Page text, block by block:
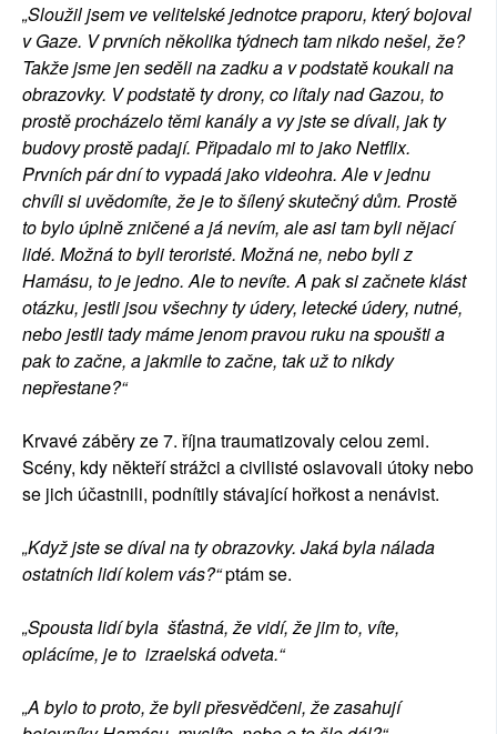
„Sloužil jsem ve velitelské jednotce praporu, který bojoval
v Gaze. V prvních několika týdnech tam nikdo nešel, že?
Takže jsme jen seděli na zadku a v podstatě koukali na
obrazovky. V podstatě ty drony, co lítaly nad Gazou, to
prostě procházelo těmi kanály a vy jste se dívali, jak ty
budovy prostě padají. Připadalo mi to jako Netflix.
Prvních pár dní to vypadá jako videohra. Ale v jednu
chvíli si uvědomíte, že je to šílený skutečný dům. Prostě
to bylo úplně zničené a já nevím, ale asi tam byli nějací
lidé. Možná to byli teroristé. Možná ne, nebo byli z
Hamásu, to je jedno. Ale to nevíte. A pak si začnete klást
otázku, jestli jsou všechny ty údery, letecké údery, nutné,
nebo jestli tady máme jenom pravou ruku na spoušti a
pak to začne, a jakmile to začne, tak už to nikdy
nepřestane?“
Krvavé záběry ze 7. října traumatizovaly celou zemi.
Scény, kdy někteří strážci a civilisté oslavovali útoky nebo
se jich účastnili, podnítily stávající hořkost a nenávist.
„Když jste se díval na ty obrazovky. Jaká byla nálada
ostatních lidí kolem vás?“ptám se.
„Spousta lidí byla šťastná, že vidí, že jim to, víte,
oplácíme, je to izraelská odveta.“
„A bylo to proto, že byli přesvědčeni, že zasahují